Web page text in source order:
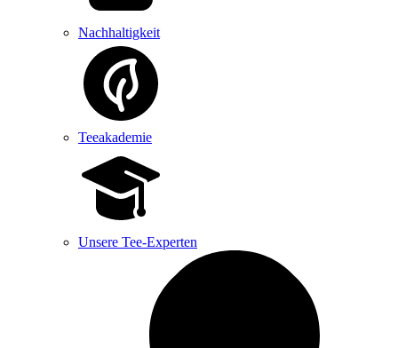
Nachhaltigkeit
Teeakademie
Unsere Tee-Experten